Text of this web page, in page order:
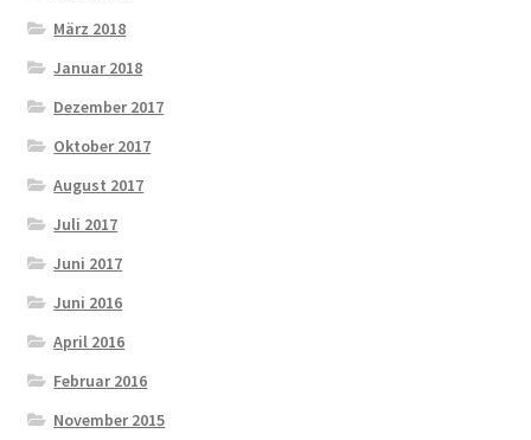
März 2018
Januar 2018
Dezember 2017
Oktober 2017
August 2017
Juli 2017
Juni 2017
Juni 2016
April 2016
Februar 2016
November 2015